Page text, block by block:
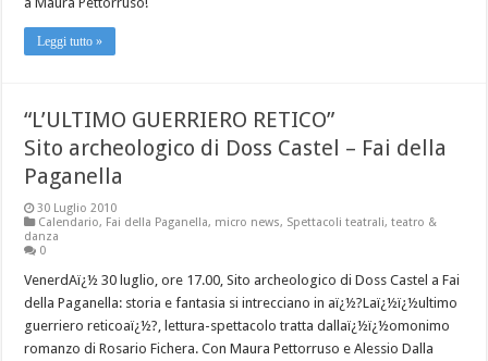
Leggi tutto »
“L’ULTIMO GUERRIERO RETICO”
Sito archeologico di Doss Castel – Fai della
Paganella
30 Luglio 2010
Calendario, Fai della Paganella, micro news, Spettacoli teatrali,teatro &
danza
0
VenerdAï¿½ 30 luglio, ore 17.00, Sito archeologico di Doss Castel a Fai
della Paganella: storia e fantasia si intrecciano in aï¿½?Laï¿½ï¿½ultimo
guerriero reticoaï¿½?, lettura-spettacolo tratta dallaï¿½ï¿½omonimo
romanzo di Rosario Fichera. Con Maura Pettorruso e Alessio Dalla